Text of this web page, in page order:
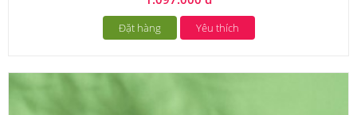
Đặt hàng Yêu thích